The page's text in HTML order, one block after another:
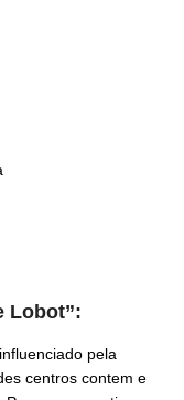
Lobot”:
pela
centros contem e